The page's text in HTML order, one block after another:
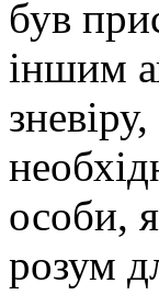
був
іншим
особи,
розум